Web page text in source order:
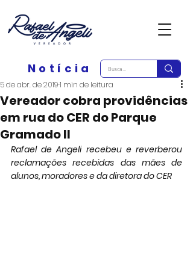
Notícia
Vereador cobra providências
em rua do CER do Parque
Gramado II
5 de abr. de 20191 min de leitura
Rafael de Angeli recebeu e reverberou
reclamações recebidas das mães de
alunos, moradores e da diretora do CER